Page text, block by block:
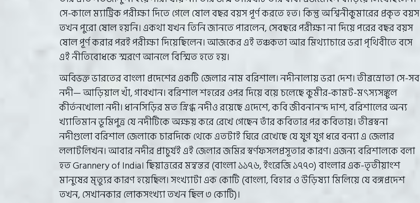
সে-কালে ম্যাট্রিক পরীক্ষা দিতে গেলে ষোল বছর বয়স পূর্ণ করতে হত। কিন্তু অশ্বিনীকুমারের প্রকৃত বয়স
তখন পুরো ষোল হয়নি। একথা যখন তিনি জানতে পারলেন, সেবছরে পরীক্ষা না দিয়ে পরের বছর বয়স
ষোল পূর্ণ করার পরই পরীক্ষা দিয়েছিলেন। আজকের এই তঞ্চকতা আর মিথ্যাচারে ভরা পৃথিবীতে বসে
এই নীতিবোধকে স্মরণে আনলে বিস্মিত হতে হয়।
অবিভক্ত ভারতের বাংলা প্রদেশের একটি জেলার নাম বরিশাল। নদীনালায় ভরা দেশ। তীব্রস্রোতা সে-সব
নদী— আড়িয়াল খাঁ, গাবখান। বরিশাল শহরের ওপর দিয়ে বয়ে চলেছে কুমীর-কামট-মৎস্যসঙ্কুল
কীর্তনখোলা নদী। ধানসিড়ির মত স্নিগ্ধ নদীও রয়েছে এদেশে, কবি জীবনানন্দ দাশ, বরিশালের অন্য
খ্যাতিমান ভূমিপুত্র যে নদীটিকে অক্ষয় করে রেখে গেছেন তাঁর কবিতার পর কবিতায়। তীব্রস্বনা
নদীগুলো বরিশাল জেলাকে চারদিকে থেকে এতটাই ঘিরে রেখেছে যে যুগ যুগ ধরে বন্যা এ জেলার
ললাটলিখন। আবার নদীর প্রাচুর্যই এই জেলার জমির স্বর্ণফসলপ্রসূতার কারণ। এজন্য বরিশালকে বলা
হত Grannery of India। ছিয়াত্তরের মন্বন্তর (বাংলা ১১৭৬, ইংরেজি ১৭৭০) বাংলার এক-তৃতীয়াংশ
মানুষের মৃত্যুর কারণ হয়েছিল। সংখ্যাটা এক কোটি (বাংলা, বিহার ও উড়িষ্যা মিলিয়ে যে বঙ্গপ্রদেশ
তখন, সেখানকার লোকসংখ্যা তখন ছিল ৩ কোটি)।